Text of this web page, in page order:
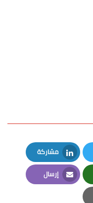
مشاركة
LinkedIn
إرسال
Email